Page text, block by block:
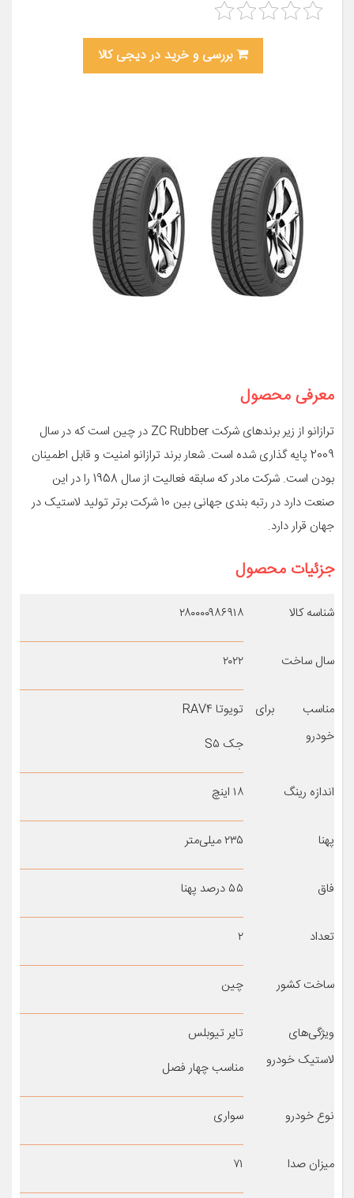
بررسی و خرید در دیجی کالا
معرفی محصول
ترازانو از زیر برندهای شرکت ZC Rubber در چین است که در سال
2009 پایه گذاری شده است. شعار برند ترازانو امنیت و قابل اطمینان
بودن است. شرکت مادر که سابقه فعالیت از سال 1958 را در این
صنعت دارد در رتبه بندی جهانی بین 10 شرکت برتر تولید لاستیک در
جهان قرار دارد.
جزئیات محصول
شناسه کالا ۲۸۰۰۰۰۹۸۶۹۱۸
سال ساخت ۲۰۲۲
مناسب برای
خودرو
تویوتا RAV۴
جک S۵
اندازه رینگ ۱۸ اینچ
پهنا ۲۳۵ میلی‌متر
فاق ۵۵ درصد پهنا
تعداد ۲
ساخت کشور چین
ویژگی‌های
لاستیک خودرو
تایر تیوبلس
مناسب چهار فصل
نوع خودرو سواری
میزان صدا ۷۱